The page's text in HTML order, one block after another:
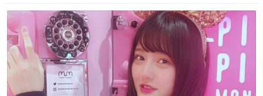
たいにﾄﾃﾄﾃついてってるし逃走しないし脱走しないし逃げ
ないし走ら文字数
数
数